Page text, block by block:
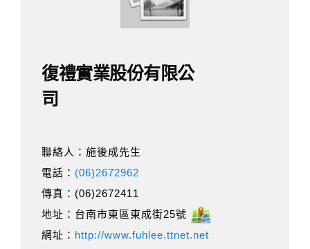
復禮實業股份有限公
司
聯絡人：施後成先生
電話： (06)2672962
傳真：(06)2672411
地址：台南市東區東成街25號
網址： http://www.fuhlee.ttnet.net